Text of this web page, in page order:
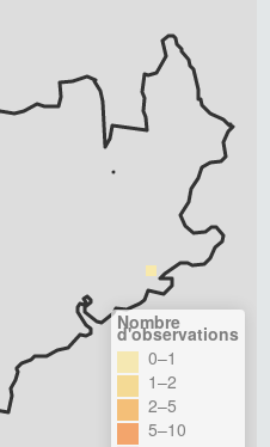
Nombre
d'observations
0–1
1–2
2–5
5–10